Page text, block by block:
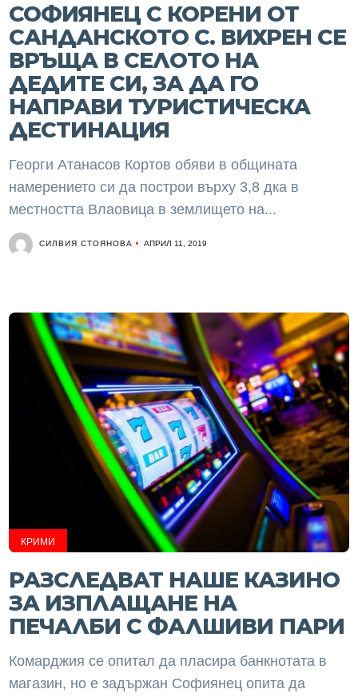
СОФИЯНЕЦ С КОРЕНИ ОТ
САНДАНСКОТО С. ВИХРЕН СЕ
ВРЪЩА В СЕЛОТО НА
ДЕДИТЕ СИ, ЗА ДА ГО
НАПРАВИ ТУРИСТИЧЕСКА
ДЕСТИНАЦИЯ
Георги Атанасов Кортов обяви в общината
намерението си да построи върху 3,8 дка в
местността Влаовица в землището на...
СИЛВИЯ СТОЯНОВА АПРИЛ 11, 2019
КРИМИ
РАЗСЛЕДВАТ НАШЕ КАЗИНО
ЗА ИЗПЛАЩАНЕ НА
ПЕЧАЛБИ С ФАЛШИВИ ПАРИ
Комарджия се опитал да пласира банкнотата в
магазин, но е задържан Софиянец опита да